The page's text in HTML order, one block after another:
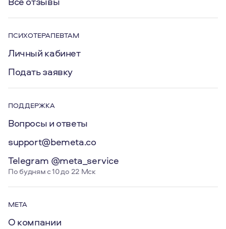
ПСИХОТЕРАПЕВТАМ
Личный кабинет
Подать заявку
ПОДДЕРЖКА
Вопросы и ответы
support@bemeta.co
Telegram @meta_service
По будням с 10 до 22 Мск
МЕТА
О компании